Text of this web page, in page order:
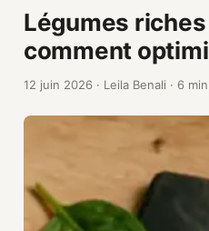
Légumes
comment
12 juin 2026 · Leila Benali · 6